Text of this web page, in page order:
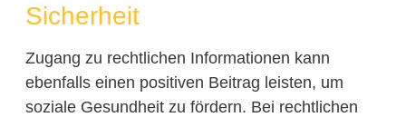
Sicherheit
Zugang zu rechtlichen Informationen kann
ebenfalls einen positiven Beitrag leisten, um
soziale Gesundheit zu fördern. Bei rechtlichen